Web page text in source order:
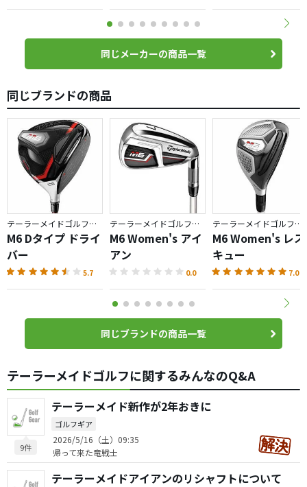
同じメーカーの商品一覧
同じブランドの商品
テーラーメイドゴルフ／M6
M6 Dタイプ ドライ
バー
5.7
テーラーメイドゴルフ／M6
M6 Women's アイ
アン
0.0
テーラーメイドゴルフ／M6
M6 Women's レス
キュー
7.0
同じブランドの商品一覧
テーラーメイドゴルフに関するみんなのQ&A
9件
テーラーメイド新作が2年おきに
ゴルフギア
2026/5/16（土）09:35
帰って来た竜戦士
テーラーメイドアイアンのリシャフトについて